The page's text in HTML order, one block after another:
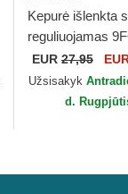
Kepurė išlenkta
reguliuojamas
Jersey New York
Yankees MLB
EUR 27,95
Užsisakyk
d.